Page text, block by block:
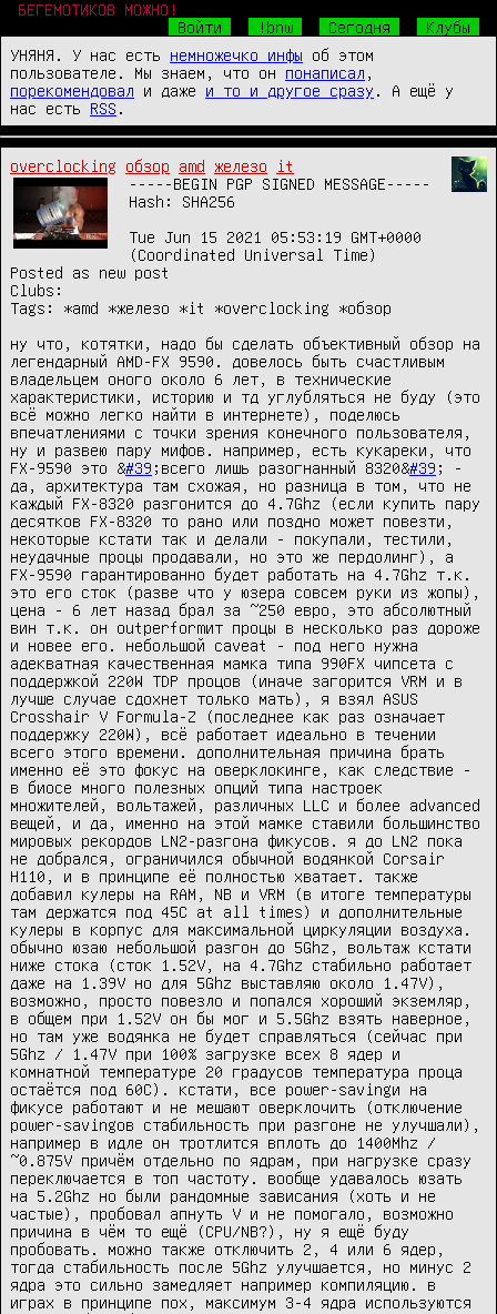
БЕГЕМОТИКОВ МОЖНО!
Войти
!bnw Сегодня
Клубы
УНЯНЯ. У нас есть немножечко инфы об этом
пользователе. Мы знаем, что он понаписал
порекомендовал и даже и то и другое сразу . А ещё у
нас есть RSS
overclocking обзор amd железо
it
-----BEGIN PGP SIGNED MESSAGE-----
Hash: SHA256
Tue Jun 15 2021 05:53:19 GMT+0000
(Coordinated Universal Time)
Posted as new post
Clubs:
Tags: *amd *железо *it *overclocking *обзор
ну что, котятки, надо бы сделать объективный обзор на
легендарный AMD-FX 9590. довелось быть счастливым
владельцем оного около 6 лет, в технические
характеристики, историю и тд углубляться не буду (это
всё можно легко найти в интернете), поделюсь
впечатлениями с точки зрения конечного пользователя,
ну и развею пару мифов. например, есть кукареки, что
FX-9590 это &#39 ;всего лишь разогнанный 8320&#39 ; -
да, архитектура там схожая, но разница в том, что не
каждый FX-8320 разгонится до 4.7Ghz (если купить пару
десятков FX-8320 то рано или поздно может повезти,
некоторые кстати так и делали - покупали, тестили,
неудачные процы продавали, но это же пердолинг), а
FX-9590 гарантированно будет работать на 4.7Ghz т.к.
это его сток (разве что у юзера совсем руки из жопы),
цена - 6 лет назад брал за ~250 евро, это абсолютный
вин т.к. он outperformит процы в несколько раз дороже
и новее его. небольшой caveat - под него нужна
адекватная качественная мамка типа 990FX чипсета с
поддержкой 220W TDP процов (иначе загорится VRM и в
лучше случае сдохнет только мать), я взял ASUS
Crosshair V Formula-Z (последнее как раз означает
поддержку 220W), всё работает идеально в течении
всего этого времени. дополнительная причина брать
именно её это фокус на оверклокинге, как следствие -
в биосе много полезных опций типа настроек
множителей, вольтажей, различных LLC и более advanced
вещей, и да, именно на этой мамке ставили большинство
мировых рекордов LN2-разгона фикусов. я до LN2 пока
не добрался, ограничился обычной водянкой Corsair
H110, и в принципе её полностью хватает. также
добавил кулеры на RAM, NB и VRM (в итоге температуры
там держатся под 45C at all times) и дополнительные
кулеры в корпус для максимальной циркуляции воздуха.
обычно юзаю небольшой разгон до 5Ghz, вольтаж кстати
ниже стока (сток 1.52V, на 4.7Ghz стабильно работает
даже на 1.39V но для 5Ghz выставляю около 1.47V),
возможно, просто повезло и попался хороший экземляр,
в общем при 1.52V он бы мог и 5.5Ghz взять наверное,
но там уже водянка не будет справляться (сейчас при
5Ghz / 1.47V при 100% загрузке всех 8 ядер и
комнатной температуре 20 градусов температура проца
остаётся под 60C). кстати, все power-savingи на
фикусе работают и не мешают оверклочить (отключение
power-savingов стабильность при разгоне не улучшали),
например в идле он тротлится вплоть до 1400Mhz /
~0.875V причём отдельно по ядрам, при нагрузке сразу
переключается в топ частоту. вообще удавалось юзать
на 5.2Ghz но были рандомные зависания (хоть и не
частые), пробовал апнуть V и не помогало, возможно
причина в чём то ещё (CPU/NB?), ну я ещё буду
пробовать. можно также отключить 2, 4 или 6 ядер,
тогда стабильность после 5Ghz улучшается, но минус 2
ядра это сильно замедляет например компиляцию. в
играх в принципе пох, максимум 3-4 ядра используются